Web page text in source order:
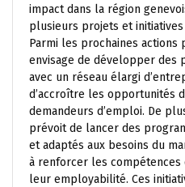
impact dans la région
plusieurs projets et initiatives
Parmi les prochaines actions
envisage de développer des
avec un réseau élargi
d’accroître les opportunités
demandeurs d’emploi. De
prévoit de lancer des
et adaptés aux besoins du
à renforcer les compétences
leur employabilité. Ces